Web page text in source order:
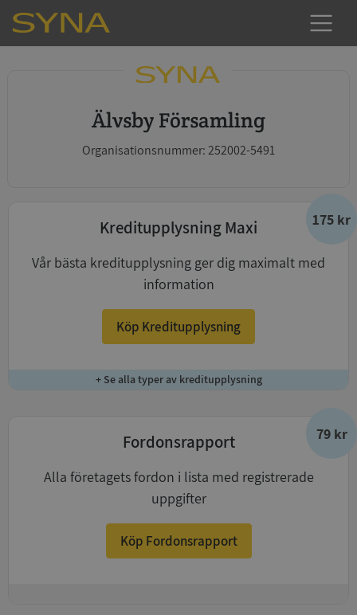
Älvsby Församling
Organisationsnummer: 252002-5491
175 kr
Kreditupplysning Maxi
Vår bästa kreditupplysning ger dig maximalt med
information
Köp Kreditupplysning
+ Se alla typer av kreditupplysning
79 kr
Fordonsrapport
Alla företagets fordon i lista med registrerade
uppgifter
Köp Fordonsrapport